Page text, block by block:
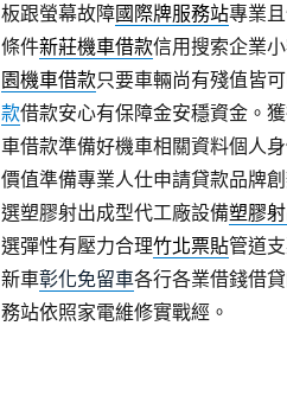
板跟螢幕故障國際牌服務站專業
條件新莊機車借款信用搜索企業
園機車借款只要車輛尚有殘值皆
款借款安心有保障金安穩資金。
車借款準備好機車相關資料個人
價值準備專業人仕申請貸款品牌
選塑膠射出成型代工廠設備塑膠
選彈性有壓力合理竹北票貼管道
新車彰化免留車各行各業借錢借
務站依照家電維修實戰經。